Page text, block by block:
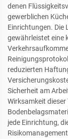
denen
gewerblichen
Einrichtungen. Die
gewährleistet eine
reduzierten
Sicherheit am
Wirksamkeit
jede Einrichtung,